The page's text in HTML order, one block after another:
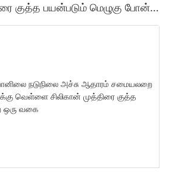
குத்த பயன்படும் மெழுகு போன்ற
பயன்படும் மெழுகு போன்ற